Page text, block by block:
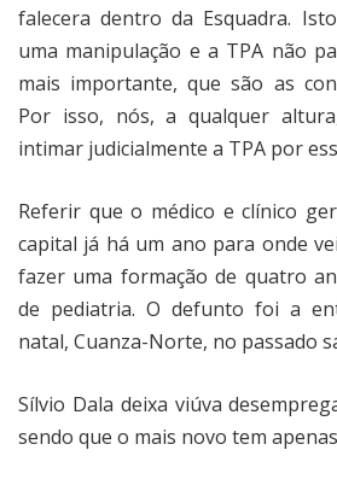
falecera dentro da Esquadra.
uma manipulação e a TPA não
mais importante, que são as
Por isso, nós, a qualquer
intimar judicialmente a TPA por
Referir que o médico e clínico
capital já há um ano para onde
fazer uma formação de quatro
de pediatria. O defunto foi a
natal, Cuanza-Norte, no passado
Sílvio Dala deixa viúva
sendo que o mais novo tem